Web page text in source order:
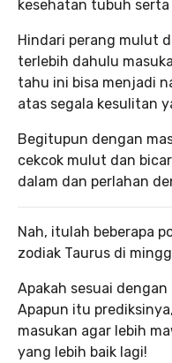
kesehatan tubuh serta
Hindari perang mulut
terlebih dahulu
tahu ini bisa menjadi
atas segala kesulitan
Begitupun dengan
cekcok mulut dan
dalam dan perlahan
Nah, itulah beberapa
zodiak Taurus di
Apakah sesuai
Apapun itu
masukan agar lebih
yang lebih baik lagi!